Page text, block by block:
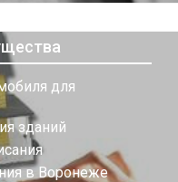
для
зданий
в Воронеже